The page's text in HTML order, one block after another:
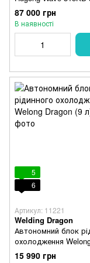
750051315
87 000 грн
В наявності
5
6
Артикул: 11221
Welding Dragon
Автономний блок
охолодження
(9 л)
15 990 грн